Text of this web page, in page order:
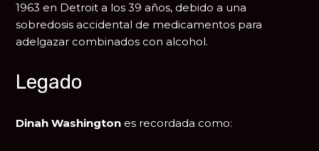
1963 en Detroit a los 39 años, debido a una
sobredosis accidental de medicamentos para
adelgazar combinados con alcohol.
Legado
Dinah Washington es recordada como: